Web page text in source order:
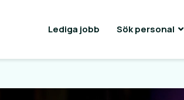
Lediga jobb Sök personal